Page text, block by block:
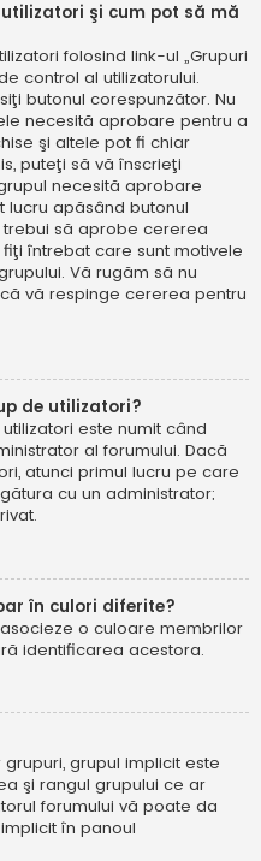
şi cum pot să mă
folosind link-ul „Grupuri
control al utilizatorului.
butonul corespunzător. Nu
necesită aprobare pentru a
şi altele pot fi chiar
puteţi să vă înscrieţi
necesită aprobare
lucru apăsând butonul
să aprobe cererea
întrebat care sunt motivele
Vă rugăm să nu
vă respinge cererea pentru
de utilizatori?
este numit când
al forumului. Dacă
atunci primul lucru pe care
cu un administrator;
în culori diferite?
o culoare membrilor
identificarea acestora.
grupul implicit este
şi rangul grupului ce ar
forumului vă poate da
în panoul